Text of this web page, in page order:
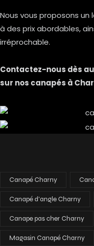
Nous vous proposons
à des prix abordables,
irréprochable.
Contactez-nous dès
sur nos canapés à
Canapé Charny
Canapé d'angle Charny
Canape pas cher Charny
Magasin Canapé Charny